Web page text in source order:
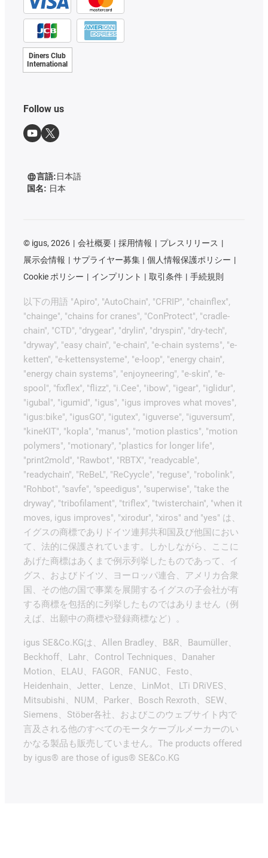
Diners Club
International
Follow us
言語:日本語
国名: 日本
© igus, 2026 会社概要 採用情報
プレスリリース
展示会情報
サプライヤー募集
個人情報保護ポリシー
Cookie ポリシー
インプリント 取引条件 手続規則
以下の用語 "Apiro", "AutoChain", "CFRIP", "chainflex",
"chainge", "chains for cranes", "ConProtect", "cradle-
chain", "CTD", "drygear", "drylin", "dryspin", "dry-tech",
"dryway", "easy chain", "e-chain", "e-chain systems", "e-
ketten", "e-kettensysteme", "e-loop", "energy chain",
"energy chain systems", "enjoyneering", "e-skin", "e-
spool", "fixflex", "flizz", "i.Cee", "ibow", "igear", "iglidur",
"igubal", "igumid", "igus", "igus improves what moves",
"igus:bike", "igusGO", "igutex", "iguverse", "iguversum",
"kineKIT", "kopla", "manus", "motion plastics", "motion
polymers", "motionary", "plastics for longer life",
"print2mold", "Rawbot", "RBTX", "readycable",
"readychain", "ReBeL", "ReCyycle", "reguse", "robolink",
"Rohbot", "savfe", "speedigus", "superwise", "take the
dryway", "tribofilament", "triflex", "twisterchain", "when it
moves, igus improves", "xirodur", "xiros" and "yes" は、
イグスの商標でありドイツ連邦共和国及び他国におい
て、法的に保護されています。しかしながら、ここに
あげた商標はあくまで例示列挙したものであって、イ
グス、およびドイツ、ヨーロッパ連合、アメリカ合衆
国、その他の国で事業を展開するイグスの子会社が有
する商標を包括的に列挙したものではありません（例
えば、出願中の商標や登録商標など）。
igus SE&Co.KGは、Allen Bradley、B&R、Baumüller、
Beckhoff、Lahr、Control Techniques、Danaher
Motion、ELAU、FAGOR、FANUC、Festo、
Heidenhain、Jetter、Lenze、LinMot、LTi DRiVES、
Mitsubishi、NUM、Parker、Bosch Rexroth、SEW、
Siemens、Stöber各社、およびこのウェブサイト内で
言及される他のすべてのモータケーブルメーカーのい
かなる製品も販売していません。The products offered
by igus® are those of igus® SE&Co.KG